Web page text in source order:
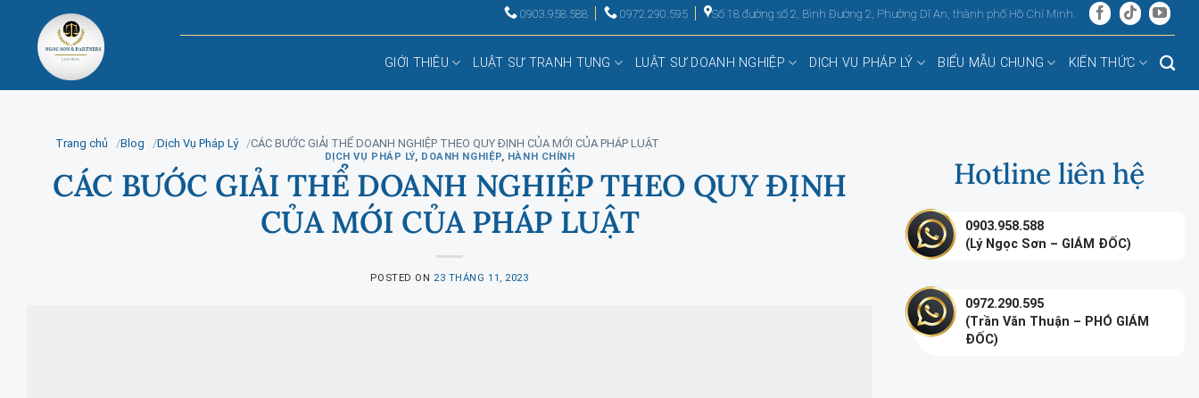
content
0903.958.588 0972.290.595 Số 18 đường số 2, Bình Đường 2, Phường Dĩ An, thành phố Hồ Chí Minh.
GIỚI THIỆU LUẬT SƯ TRANH TỤNG LUẬT SƯ DOANH NGHIỆP DỊCH VỤ PHÁP LÝ BIỂU MẪU CHUNG KIẾN THỨC
Trang chủ Blog Dịch Vụ Pháp Lý CÁC BƯỚC GIẢI THỂ DOANH NGHIỆP THEO QUY ĐỊNH CỦA MỚI CỦA PHÁP LUẬT
DỊCH VỤ PHÁP LÝ, DOANH NGHIỆP, HÀNH CHÍNH
CÁC BƯỚC GIẢI THỂ DOANH NGHIỆP THEO QUY ĐỊNH
CỦA MỚI CỦA PHÁP LUẬT
POSTED ON 23 THÁNG 11, 2023
Hotline liên hệ
0903.958.588
(Lý Ngọc Sơn – GIÁM ĐỐC)
0972.290.595
(Trần Văn Thuận – PHÓ GIÁM
ĐỐC)